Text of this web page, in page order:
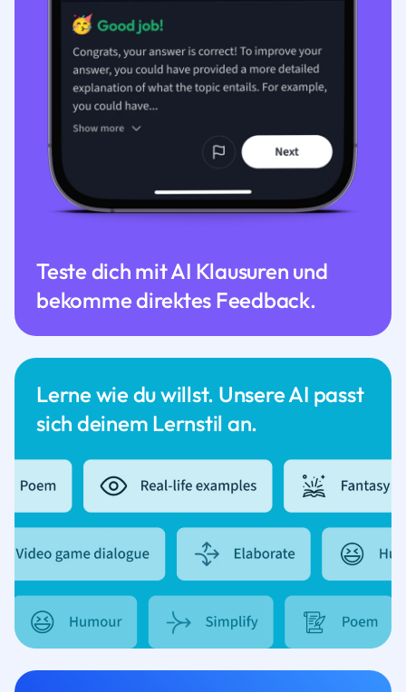
Lerne wie du willst. Unsere AI passt
sich deinem Lernstil an.
Teste dich mit AI Klausuren und
bekomme direktes Feedback.